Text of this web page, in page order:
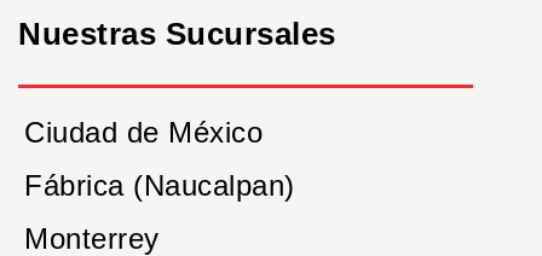
Nuestras Sucursales
Ciudad de México
Fábrica (Naucalpan)
Monterrey